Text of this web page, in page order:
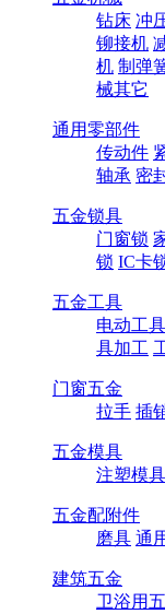
钻床 冲
铆接机
机 制弹
械其它
通用零部件
传动件
轴承 密
五金锁具
门窗锁
锁 IC卡
五金工具
电动工具
具加工
门窗五金
拉手 插
五金模具
注塑模具
五金配附件
磨具 通
建筑五金
卫浴用